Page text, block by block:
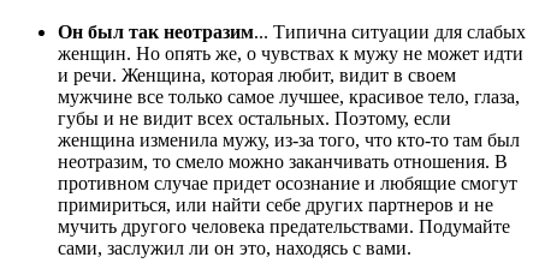
Он был так неотразим... Типична ситуации для слабых
женщин. Но опять же, о чувствах к мужу не может идти
и речи. Женщина, которая любит, видит в своем
мужчине все только самое лучшее, красивое тело, глаза,
губы и не видит всех остальных. Поэтому, если
женщина изменила мужу, из-за того, что кто-то там был
неотразим, то смело можно заканчивать отношения. В
противном случае придет осознание и любящие смогут
примириться, или найти себе других партнеров и не
мучить другого человека предательствами. Подумайте
сами, заслужил ли он это, находясь с вами.